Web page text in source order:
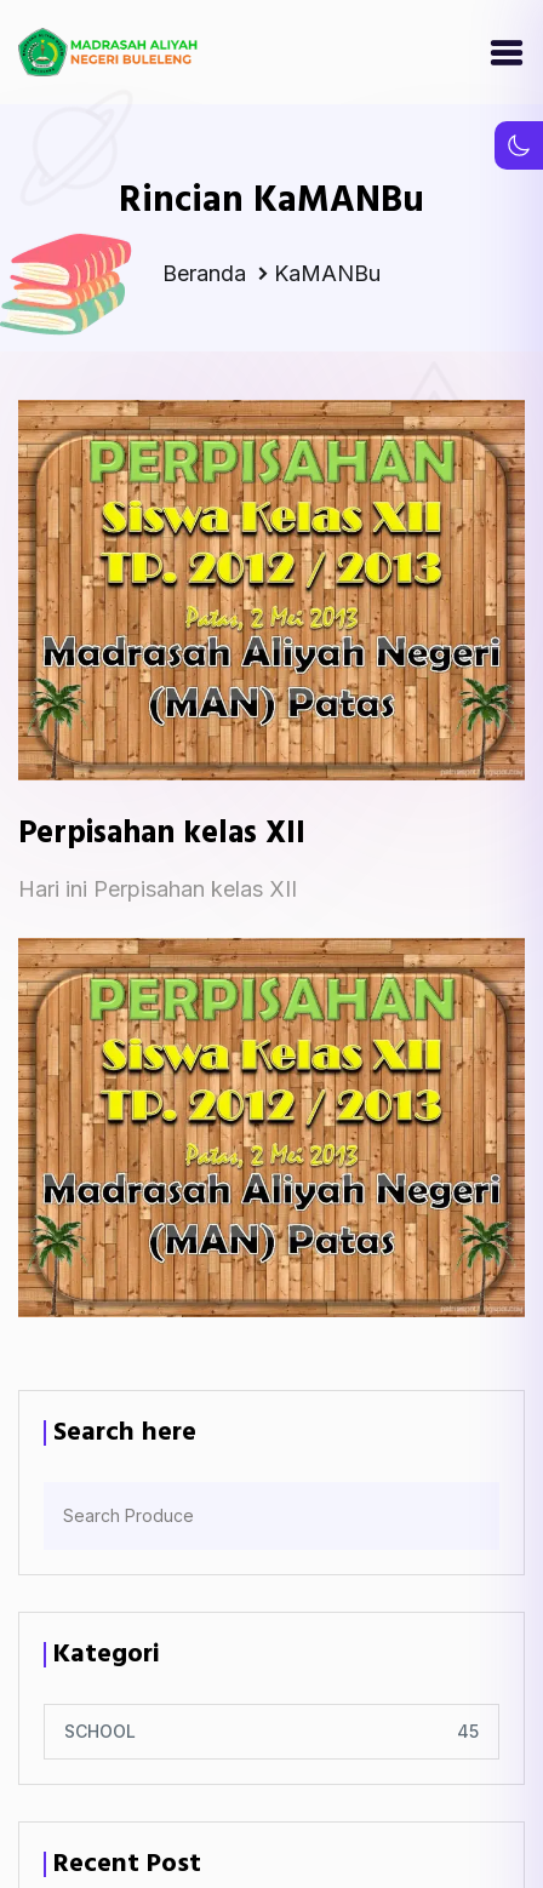
Rincian KaMANBu
Beranda KaMANBu
Perpisahan kelas XII
Hari ini Perpisahan kelas XII
Search here
Kategori
SCHOOL 45
Recent Post